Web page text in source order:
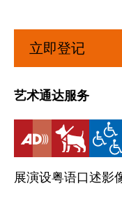
立即登记
艺术通达服务
展演设粤语口述影